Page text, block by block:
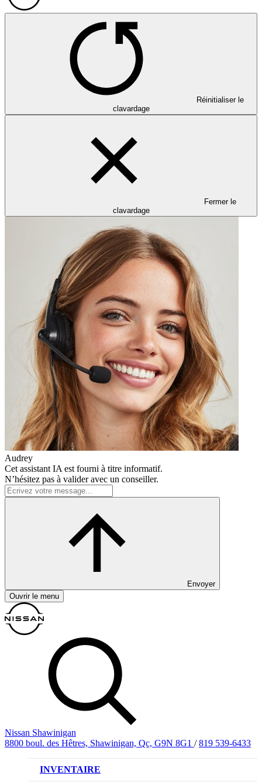
Réinitialiser le
clavardage
Fermer le
clavardage
Audrey
Cet assistant IA est fourni à titre informatif.
N’hésitez pas à valider avec un conseiller.
Envoyer
Ouvrir le menu
Nissan Shawinigan
8800 boul. des Hêtres, Shawinigan, Qc, G9N 8G1 / 819 539-6433
INVENTAIRE